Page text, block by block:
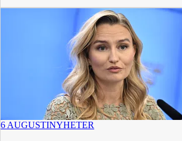
6 AUGUSTINYHETER